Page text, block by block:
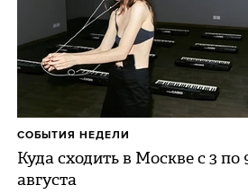
Куда сходить в Москве с 3 по
августа
СОБЫТИЯ НЕДЕЛИ